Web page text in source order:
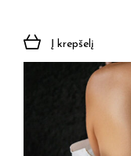
Į krepšelį